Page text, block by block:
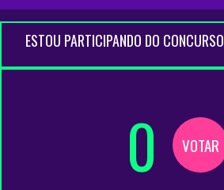
ESTOU PARTICIPANDO DO CONCURSO
0 VOTAR